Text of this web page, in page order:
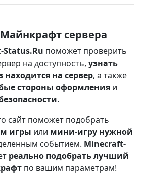
сервера
Status.Ru поможет проверить
на доступность, узнать
находится на сервер, а также
стороны оформления и
.
сайт поможет подобрать
игры или мини-игру нужной
событием. Minecraft-
реально подобрать лучший
по вашим параметрам!